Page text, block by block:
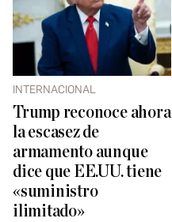
INTERNACIONAL
Trump reconoce ahora
la escasez de
armamento aunque
dice que EE.UU. tiene
«suministro
ilimitado»